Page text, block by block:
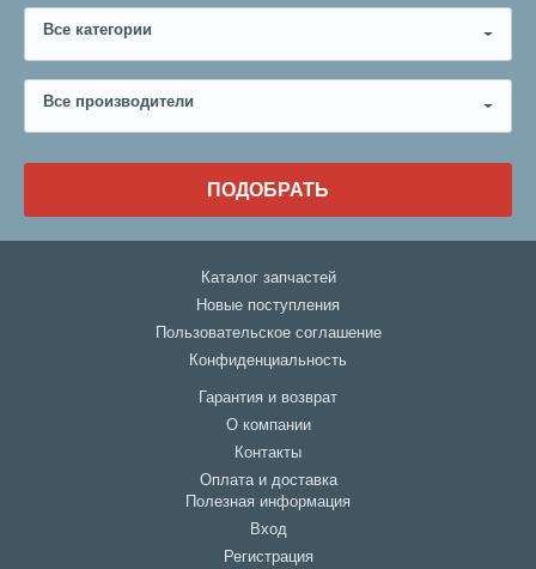
Все категории
Все производители
ПОДОБРАТЬ
Каталог запчастей
Новые поступления
Пользовательское соглашение
Конфиденциальность
Гарантия и возврат
О компании
Контакты
Оплата и доставка
Полезная информация
Вход
Регистрация